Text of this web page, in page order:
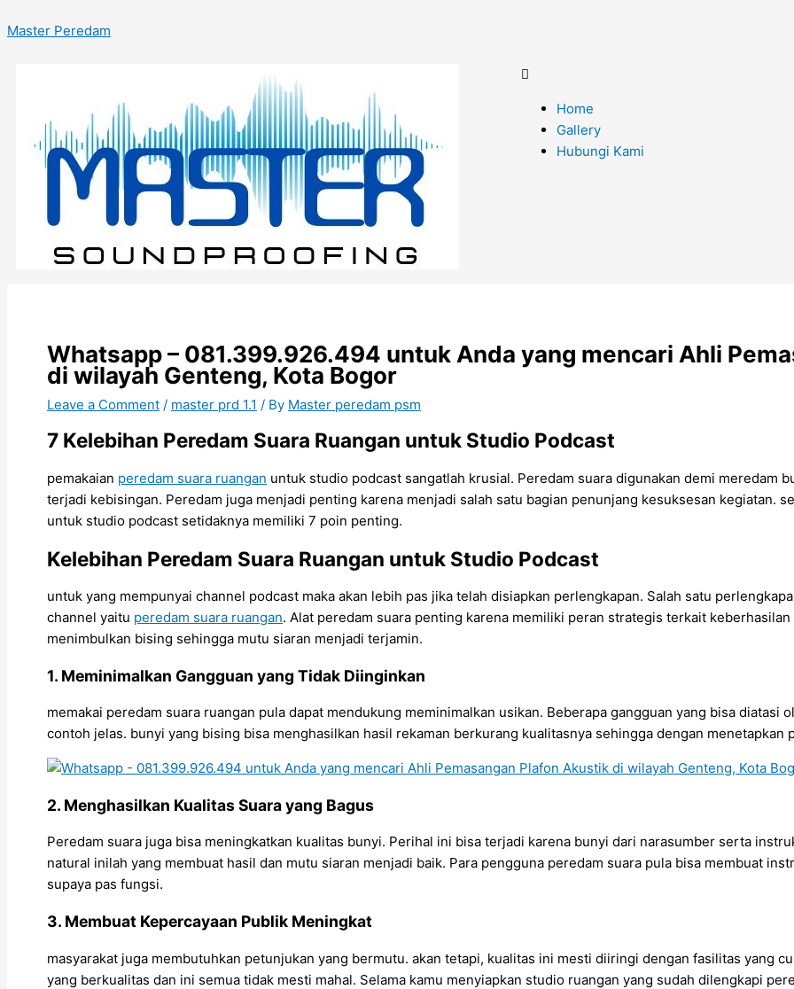
to
Master Peredam
Menu
Home
Gallery
Hubungi Kami
Whatsapp – 081.399.926.494 untuk Anda yang mencari Ahli
di wilayah Genteng, Kota Bogor
Leave a Comment / master prd 1.1 / By Master peredam psm
7 Kelebihan Peredam Suara Ruangan untuk Studio Podcast
pemakaian peredam suara ruangan untuk studio podcast sangatlah krusial. Peredam suara digunakan demi meredam
terjadi kebisingan. Peredam juga menjadi penting karena menjadi salah satu bagian penunjang kesuksesan kegiatan.
untuk studio podcast setidaknya memiliki 7 poin penting.
Kelebihan Peredam Suara Ruangan untuk Studio Podcast
untuk yang mempunyai channel podcast maka akan lebih pas jika telah disiapkan perlengkapan. Salah satu
channel yaitu peredam suara ruangan. Alat peredam suara penting karena memiliki peran strategis terkait
menimbulkan bising sehingga mutu siaran menjadi terjamin.
1. Meminimalkan Gangguan yang Tidak Diinginkan
memakai peredam suara ruangan pula dapat mendukung meminimalkan usikan. Beberapa gangguan yang bisa diatasi
contoh jelas. bunyi yang bising bisa menghasilkan hasil rekaman berkurang kualitasnya sehingga dengan menetapkan
2. Menghasilkan Kualitas Suara yang Bagus
Peredam suara juga bisa meningkatkan kualitas bunyi. Perihal ini bisa terjadi karena bunyi dari narasumber serta
natural inilah yang membuat hasil dan mutu siaran menjadi baik. Para pengguna peredam suara pula bisa membuat
supaya pas fungsi.
3. Membuat Kepercayaan Publik Meningkat
masyarakat juga membutuhkan petunjukan yang bermutu. akan tetapi, kualitas ini mesti diiringi dengan fasilitas yang
yang berkualitas dan ini semua tidak mesti mahal. Selama kamu menyiapkan studio ruangan yang sudah dilengkapi
here..